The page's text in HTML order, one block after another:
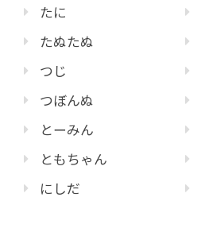
たに
たぬたぬ
つじ
つぼんぬ
とーみん
ともちゃん
にしだ